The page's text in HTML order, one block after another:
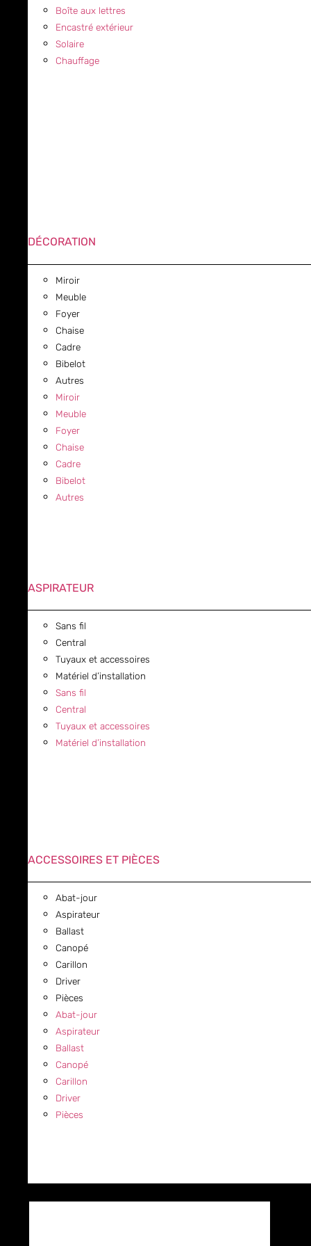
Boîte aux lettres
Encastré extérieur
Solaire
Chauffage
DÉCORATION
Miroir
Meuble
Foyer
Chaise
Cadre
Bibelot
Autres
Miroir
Meuble
Foyer
Chaise
Cadre
Bibelot
Autres
ASPIRATEUR
Sans fil
Central
Tuyaux et accessoires
Matériel d’installation
Sans fil
Central
Tuyaux et accessoires
Matériel d’installation
ACCESSOIRES ET PIÈCES
Abat-jour
Aspirateur
Ballast
Canopé
Carillon
Driver
Pièces
Abat-jour
Aspirateur
Ballast
Canopé
Carillon
Driver
Pièces